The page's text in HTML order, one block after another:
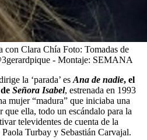
con Clara Chía Foto: Tomadas de
- Montaje: SEMANA
la ‘parada’ es Ana de nadie, el
Señora Isabel, estrenada en 1993
mujer “madura” que iniciaba una
ella, todo un escándalo para la
televidentes de cuenta de la
Turbay y Sebastián Carvajal.